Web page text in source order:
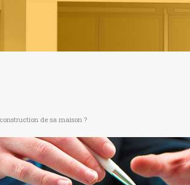
de sa maison ?